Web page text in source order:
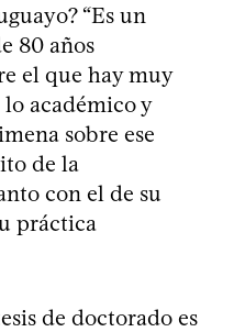
“Es un
80 años
el que hay muy
académico y
sobre ese
de la
con el de su
práctica
de doctorado es